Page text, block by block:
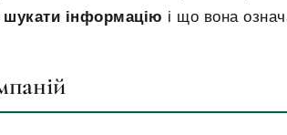
шукати інформацію і що вона